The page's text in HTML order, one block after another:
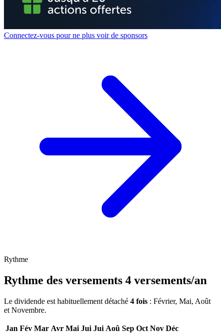
Connectez-vous pour ne plus voir de sponsors
Rythme
Rythme des versements 4 versements/an
Le dividende est habituellement détaché 4 fois : Février, Mai, Août
et Novembre.
Jan Fév Mar Avr Mai Jui Jui Aoû Sep Oct Nov Déc